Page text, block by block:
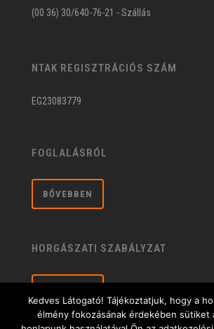
(00 36) 30/640-76-21 - Szállás
NTAK REGISZTRÁCIÓS SZÁM
EG23083779
FOGLALÁSRÓL
BŐVEBBEN
HORGÁSZATI SZABÁLYZAT
Kedves Látogató! Tájékoztatjuk, hogy a
élmény fokozásának érdekében sütiket